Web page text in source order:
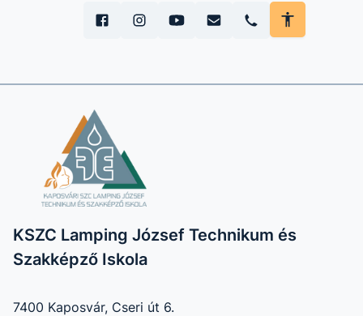
KSZC Lamping József Technikum és
Szakképző Iskola
7400 Kaposvár, Cseri út 6.